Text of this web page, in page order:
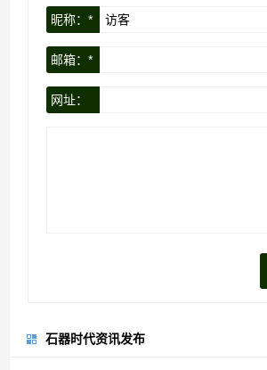
昵称：*
邮箱：*
网址：
石器时代资讯发布